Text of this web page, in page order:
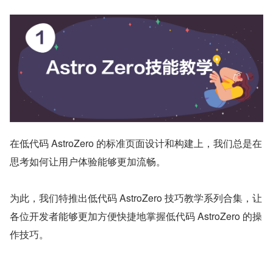
在低代码 AstroZero 的标准页面设计和构建上，我们总是在
思考如何让用户体验能够更加流畅。
为此，我们特推出低代码 AstroZero 技巧教学系列合集，让
各位开发者能够更加方便快捷地掌握低代码 AstroZero 的操
作技巧。